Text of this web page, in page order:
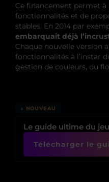
Ce financement permet à
fonctionnalités et de
stables. En 2014 par
embarquait déjà
Chaque nouvelle version
fonctionnalités à l’instar
gestion de couleurs, du
↓ NOUVEAU
Le guide ultime du
Télécharger le